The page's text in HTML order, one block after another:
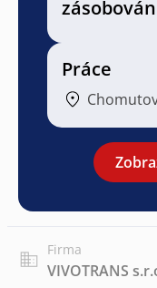
Práce
Firma
VIVOTRANS